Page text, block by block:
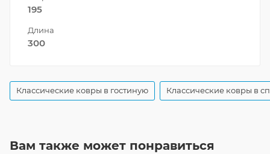
195
Длина
300
Классические ковры в гостиную Классические ковры в
Вам также может понравиться